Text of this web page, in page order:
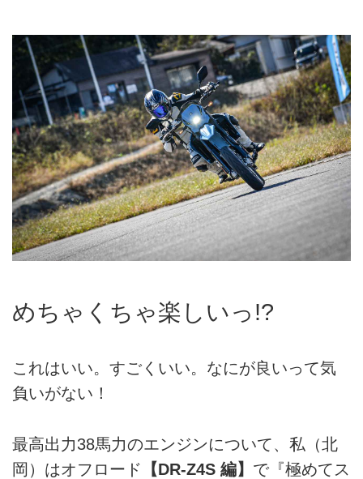
めちゃくちゃ楽しいっ!?
これはいい。すごくいい。なにが良いって気
負いがない！
最高出力38馬力のエンジンについて、私（北
岡）はオフロード 【DR-Z4S 編】 で『極めてス